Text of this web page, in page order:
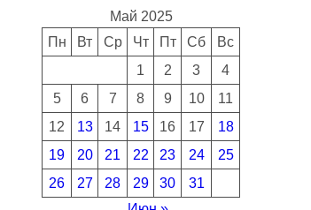
Май 2025
Пн
Вт Ср Чт Пт Сб
Вс
1
2 3
4
5
6 7 8 9 10
11
12
13 14 15 16 17
18
19
20 21 22 23 24
25
26
27 28 29 30
31